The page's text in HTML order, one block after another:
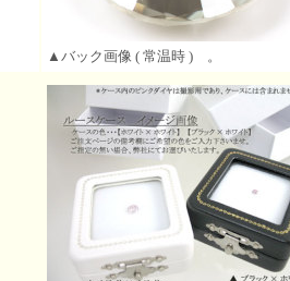
▲バック画像 ( 常温時 ) 。